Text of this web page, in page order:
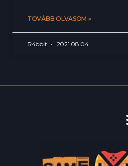
TOVÁBB OLVASOM »
R4bbit 2021.08.04.